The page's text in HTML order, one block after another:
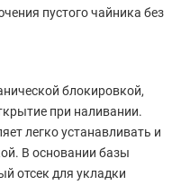
пустого чайника без
блокировкой,
при наливании.
легко устанавливать и
В основании базы
отсек для укладки